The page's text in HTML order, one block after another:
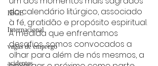
IBGE
Internacional
vagas de emprego
acidentes
do calendário litúrgico, associado
à fé, gratidão e propósito espiritual.
À medida que enfrentamos
desafios, somos convocados a
olhar para além de nós mesmos, a